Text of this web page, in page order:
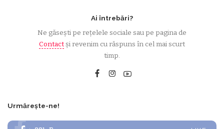
Ai întrebări?
Ne găsești pe rețelele sociale sau pe pagina de
Contactși revenim cu răspuns în cel mai scurt
timp.
Urmărește-ne!